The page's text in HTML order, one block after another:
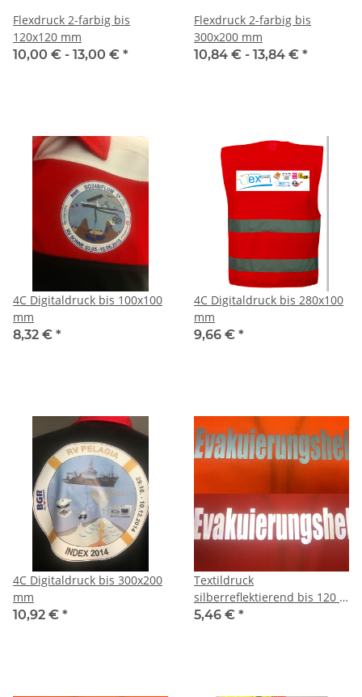
Flexdruck 2-farbig bis
120x120 mm
10,00 € - 13,00 € *
Flexdruck 2-farbig bis
300x200 mm
10,84 € - 13,84 € *
4C Digitaldruck bis 100x100
mm
8,32 € *
4C Digitaldruck bis 280x100
mm
9,66 € *
4C Digitaldruck bis 300x200
mm
10,92 € *
Textildruck
silberreflektierend bis 120 x
120 mm
5,46 € *